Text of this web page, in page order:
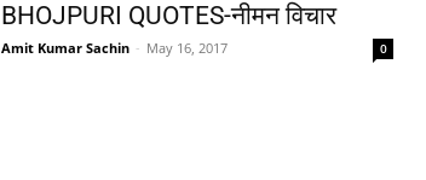
BHOJPURI QUOTES-नीमन विचार
Amit Kumar Sachin - May 16, 2017 0